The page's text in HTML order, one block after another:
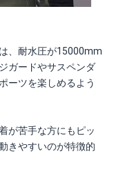
、耐水圧が15000mm
ガードやサスペンダ
ーツを楽しめるよう
が苦手な方にもピッ
きやすいのが特徴的